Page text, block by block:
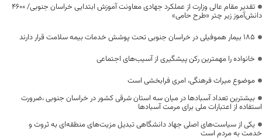
تقدیر مقام عالی وزارت از عملکرد جهادی معاونت آموزش ابتدایی خراسان جنوبی/ ۴۶۰۰
دانش‌آموز زیر چتر «طرح حامی»
۱۸۵ بیمار هموفیلی در خراسان جنوبی تحت پوشش خدمات بیمه سلامت قرار دارند
خانواده را مهمترین رکن پیشگیری از آسیب‌های اجتماعی
موضوع میراث فرهنگی، امری فرابخشی است
بیشترین تعداد آسبادها در میان سه استان شرقی کشور در خراسان جنوبی ،ضرورت
استفاده از اعتبارات ملی برای مرمت آسبادها
یکی از سیاست‌های اصلی جهاد دانشگاهی تبدیل مزیت‌های منطقه‌ای به ثروت و
خدمت به مردم است